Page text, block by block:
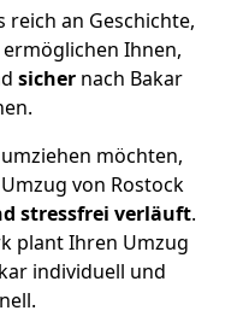
reich an Geschichte,
Ihnen,
sicher nach Bakar
möchten,
von Rostock
stressfrei verläuft.
plant Ihren Umzug
individuell und